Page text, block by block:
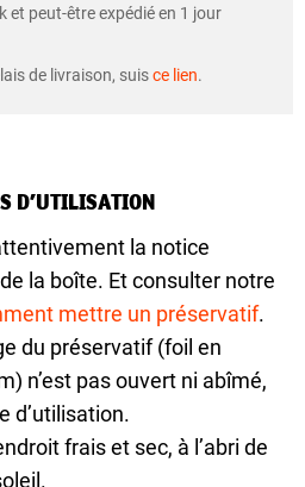
et peut-être expédié en 1 jour
de livraison, suisce lien.
D’UTILISATION
la notice
la boîte. Et consulter notre
mettre un préservatif.
du préservatif (foil en
n’est pas ouvert ni abîmé,
d’utilisation.
frais et sec, à l’abri de